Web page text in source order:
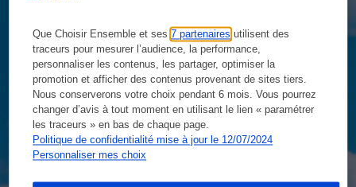
Que Choisir Ensemble et ses7 partenaires utilisent des
traceurs pour mesurer l’audience, la performance,
personnaliser les contenus, les partager, optimiser la
promotion et afficher des contenus provenant de sites tiers.
Nous conserverons votre choix pendant 6 mois. Vous pourrez
changer d’avis à tout moment en utilisant le lien « paramétrer
les traceurs » en bas de chaque page.
Politique de confidentialité mise à jour le 12/07/2024
Personnaliser mes choix